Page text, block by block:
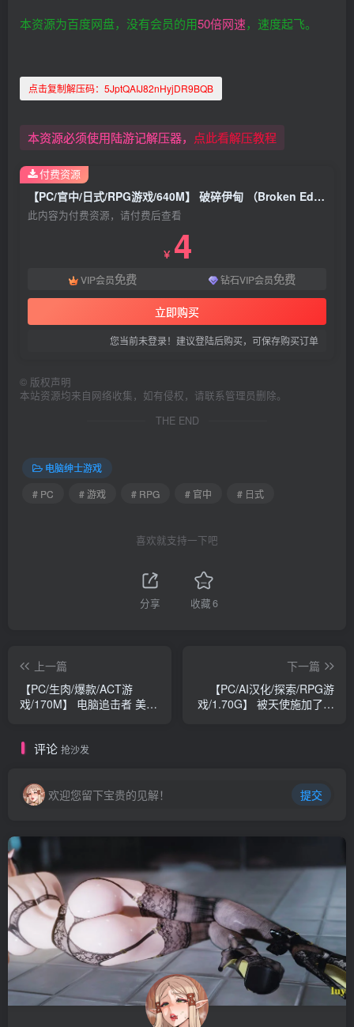
本资源为百度网盘，没有会员的用50倍网速，速度起飞。
点击复制解压码： 5JptQAIJ82nHyjDR9BQB
本资源必须使用陆游记解压器， 点此看解压教程
【PC/官中/日式/RPG游戏/640M】 破碎伊甸 （Broken Eden） Ver0.11 官中步兵版+日式RPG游戏+640M
此内容为付费资源，请付费后查看
￥ 4
VIP会员免费 钻石VIP会员免费
立即购买
您当前未登录！建议登陆后购买，可保存购买订单
付费资源
© 版权声明
本站资源均来自网络收集，如有侵权，请联系管理员删除。
THE END
电脑绅士游戏
# PC
# 游戏 # RPG # 官中 # 日式
喜欢就支持一下吧
分享 收藏6
上一篇
【PC/生肉/爆款/ACT游
戏/170M】 电脑追击者 美里
下一篇
【PC/AI汉化/探索/RPG游
戏/1.70G】 被天使施加了诅
评论 抢沙发
欢迎您留下宝贵的见解！ 提交